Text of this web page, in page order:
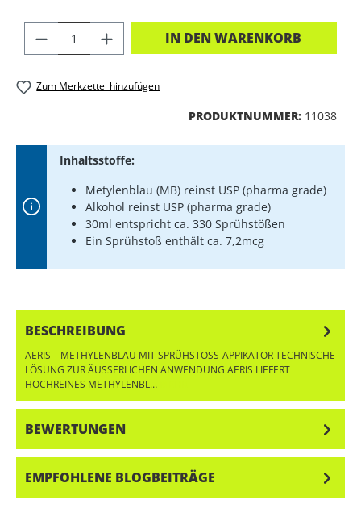
PRODUKT ANZAHL: GIB DEN
IN DEN WARENKORB
Zum Merkzettel hinzufügen
PRODUKTNUMMER: 11038
Inhaltsstoffe:
Metylenblau (MB) reinst USP (pharma grade)
Alkohol reinst USP (pharma grade)
30ml entspricht ca. 330 Sprühstößen
Ein Sprühstoß enthält ca. 7,2mcg
BESCHREIBUNG
AERIS – METHYLENBLAU MIT SPRÜHSTOSS-APPIKATOR TECHNISCHE L
ÖSUNG ZUR ÄUSSERLICHEN ANWENDUNG AERIS LIEFERT HO
CHREINES METHYLENBL…
BEWERTUNGEN
EMPFOHLENE BLOGBEITRÄGE